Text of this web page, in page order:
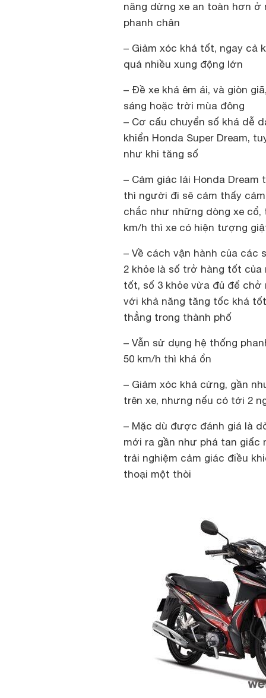
năng dừng xe an toàn hơn
phanh chân
– Giảm xóc khá tốt, ngay cả
quá nhiều xung động lớn
– Đề xe khá êm ái, và giòn
sáng hoặc trời mùa đông
– Cơ cấu chuyển số khá dễ
khiển Honda Super Dream,
như khi tăng số
– Cảm giác lái Honda
thì người đi sẽ cảm thấy
chắc như những dòng xe
km/h thì xe có hiện tượng
– Về cách vận hành của các
2 khỏe là số trở hàng tốt
tốt, số 3 khỏe vừa đủ để chở
với khả năng tăng tốc khá
thẳng trong thành phố
– Vẫn sử dụng hệ thống
50 km/h thì khá ổn
– Giảm xóc khá cứng, gần
trên xe, nhưng nếu có tới 2
– Mặc dù được đánh giá là
mới ra gần như phá tan
trải nghiệm cảm giác điều
thoại một thòi